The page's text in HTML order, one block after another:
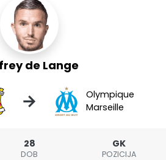
de Lange
→
Olympique
Marseille
28
DOB
GK
POZICIJA